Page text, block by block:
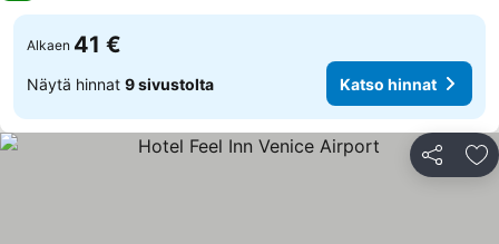
Alkaen 41 €
Näytä hinnat 9 sivustolta Katso hinnat
Jaa